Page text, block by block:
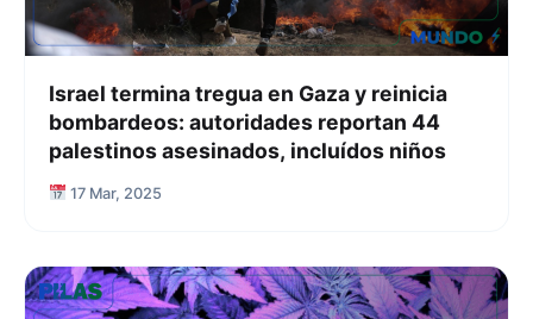
Israel termina tregua en Gaza y reinicia
bombardeos: autoridades reportan 44
palestinos asesinados, incluídos niños
17 Mar, 2025